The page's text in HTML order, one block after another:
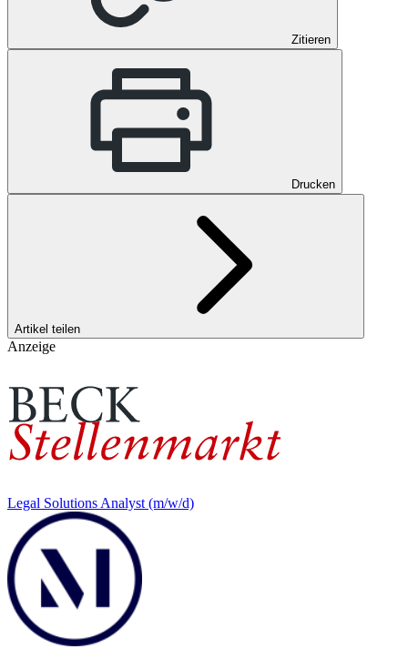
Zitieren
Drucken
Artikel teilen
Anzeige
Legal Solutions Analyst (m/w/d)